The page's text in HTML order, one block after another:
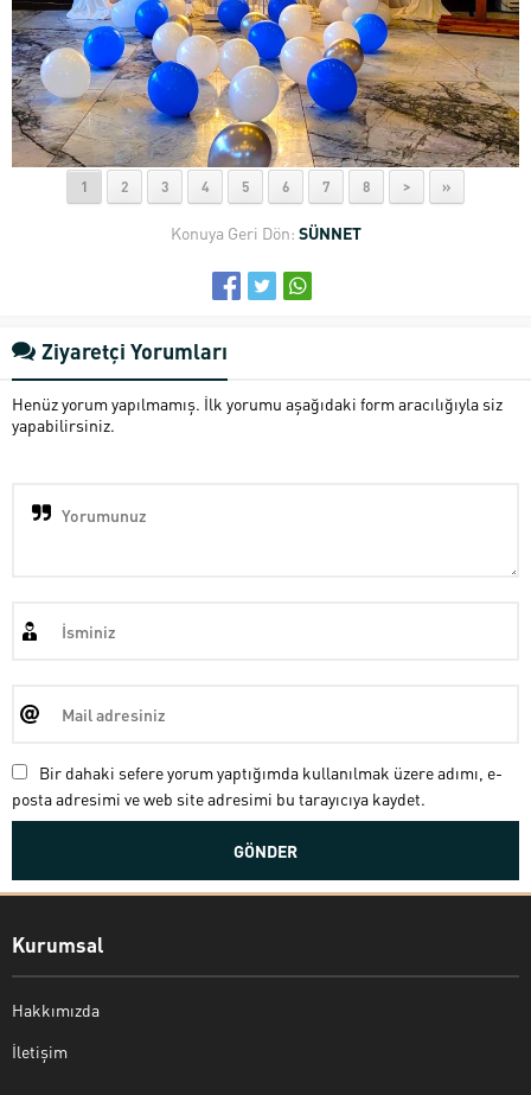
1 2 3 4 5 6 7 8 > »
Konuya Geri Dön: SÜNNET
Ziyaretçi Yorumları
Henüz yorum yapılmamış. İlk yorumu aşağıdaki form aracılığıyla siz
yapabilirsiniz.
Bir dahaki sefere yorum yaptığımda kullanılmak üzere adımı, e-
posta adresimi ve web site adresimi bu tarayıcıya kaydet.
Kurumsal
Hakkımızda
İletişim